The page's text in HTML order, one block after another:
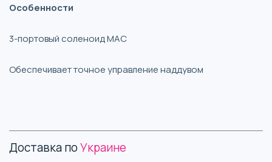
Особенности
3-портовый соленоид MAC
Обеспечивает точное управление наддувом
Доставка поУкраине